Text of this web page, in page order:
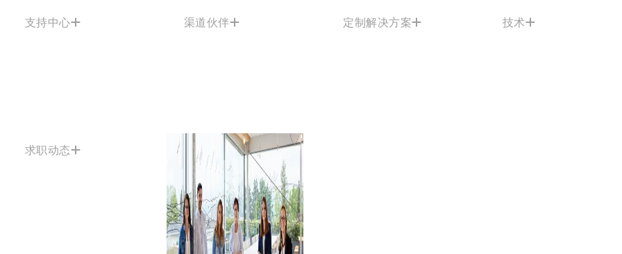
支持中心 渠道伙伴 定制解决方案 技术
求职动态